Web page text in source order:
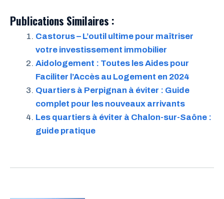
Publications Similaires :
Castorus – L’outil ultime pour maîtriser
votre investissement immobilier
Aidologement : Toutes les Aides pour
Faciliter l’Accès au Logement en 2024
Quartiers à Perpignan à éviter : Guide
complet pour les nouveaux arrivants
Les quartiers à éviter à Chalon-sur-Saône :
guide pratique